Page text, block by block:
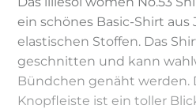
ein schönes Basic-Shirt aus
elastischen Stoffen. Das
geschnitten und kann
Bündchen genäht werden.
Knopfleiste ist ein toller